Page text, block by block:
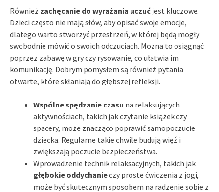
Również zachęcanie do wyrażania uczuć jest kluczowe.
Dzieci często nie mają słów, aby opisać swoje emocje,
dlatego warto stworzyć przestrzeń, w której będą mogły
swobodnie mówić o swoich odczuciach. Można to osiągnąć
poprzez zabawę w gry czy rysowanie, co ułatwia im
komunikację. Dobrym pomysłem są również pytania
otwarte, które skłaniają do głębszej refleksji.
Wspólne spędzanie czasu na relaksujących
aktywnościach, takich jak czytanie książek czy
spacery, może znacząco poprawić samopoczucie
dziecka. Regularne takie chwile budują więź i
zwiększają poczucie bezpieczeństwa.
Wprowadzenie technik relaksacyjnych, takich jak
głębokie oddychanieczy proste ćwiczenia z jogi,
może być skutecznym sposobem na radzenie sobie z